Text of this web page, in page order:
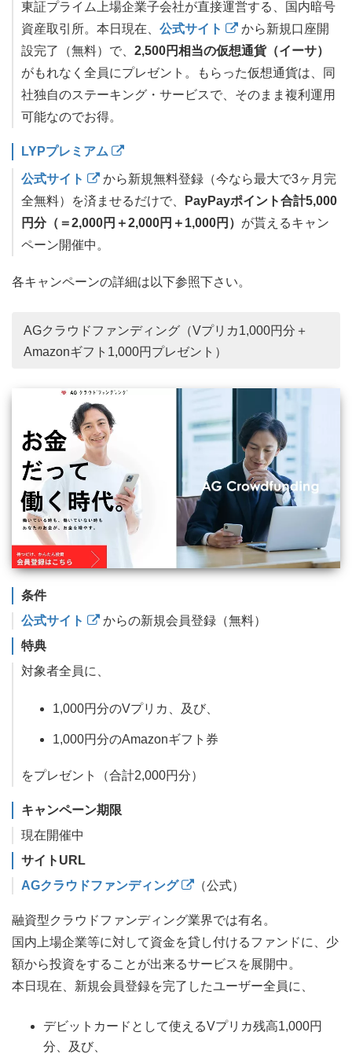
東証プライム上場企業子会社が直接運営する、国内暗号
資産取引所。本日現在、 公式サイト
から新規口座開
設完了（無料）で、 2,500円相当の仮想通貨（イーサ）
がもれなく全員にプレゼント。もらった仮想通貨は、同
社独自のステーキング・サービスで、そのまま複利運用
可能なのでお得。
LYPプレミアム
公式サイト
から新規無料登録（今なら最大で3ヶ月完
全無料）を済ませるだけで、
PayPayポイント合計5,000
円分（＝2,000円＋2,000円＋1,000円） が貰えるキャン
ペーン開催中。
各キャンペーンの詳細は以下参照下さい。
AGクラウドファンディング（Vプリカ1,000円分＋
Amazonギフト1,000円プレゼント）
条件
公式サイト
からの新規会員登録（無料）
特典
対象者全員に、
1,000円分のVプリカ、及び、
1,000円分のAmazonギフト券
をプレゼント（合計2,000円分）
キャンペーン期限
現在開催中
サイトURL
AGクラウドファンディング
（公式）
融資型クラウドファンディング業界では有名。
国内上場企業等に対して資金を貸し付けるファンドに、少
額から投資をすることが出来るサービスを展開中。
本日現在、新規会員登録を完了したユーザー全員に、
デビットカードとして使えるVプリカ残高1,000円
分、及び、